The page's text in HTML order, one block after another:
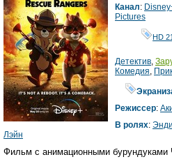
Канал:
Pictures
HD
Детектив,
Комедия,
Режиссер:
В ролях:
Лэйн
Фильм с анимационными